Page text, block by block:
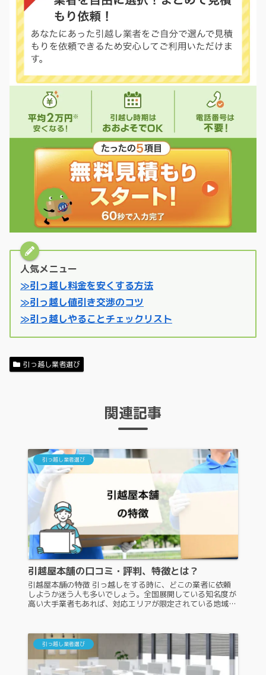
人気メニュー
≫引っ越し料金を安くする方法
≫引っ越し値引き交渉のコツ
≫引っ越しやることチェックリスト
引っ越し業者選び
関連記事
引っ越し業者選び
引越屋本舗の口コミ・評判、特徴とは？
引越屋本舗の特徴 引っ越しをする時に、どこの業者に依頼
しようか迷う人も多いでしょう。全国展開している知名度が
高い大手業者もあれば、対応エリアが限定されている地域密
引っ越し業者選び